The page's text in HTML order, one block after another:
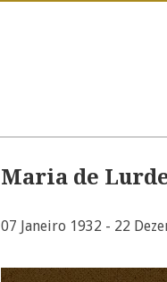
Maria de
07 Janeiro 1932 - 22